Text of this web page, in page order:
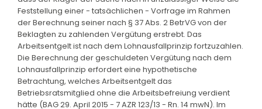
Feststellung einer - tatsächlichen - Vorfrage im Rahmen
der Berechnung seiner nach § 37 Abs. 2 BetrVG von der
Beklagten zu zahlenden Vergütung erstrebt. Das
Arbeitsentgelt ist nach dem Lohnausfallprinzip fortzuzahlen.
Die Berechnung der geschuldeten Vergütung nach dem
Lohnausfallprinzip erfordert eine hypothetische
Betrachtung, welches Arbeitsentgelt das
Betriebsratsmitglied ohne die Arbeitsbefreiung verdient
hätte (BAG 29. April 2015 - 7 AZR 123/13 - Rn. 14 mwN). Im